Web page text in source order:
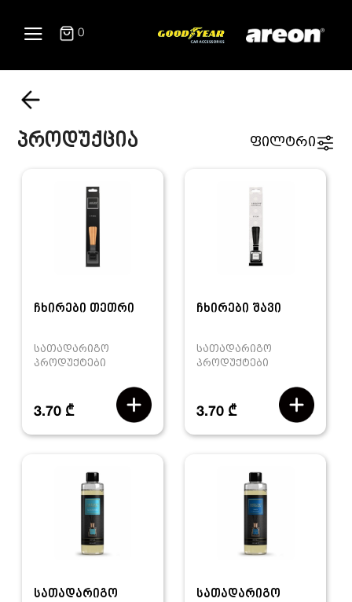
0
პროდუქცია ფილტრი
ჩხირები თეთრი
სათადარიგო
პროდუქტები
3.70 ₾
ჩხირები შავი
სათადარიგო
პროდუქტები
3.70 ₾
სათადარიგო
სათადარიგო